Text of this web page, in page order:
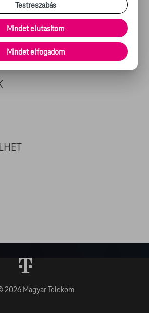
/ Roger Kisby - Getty
2026 Magyar Telekom
Testreszabás
Mindet elutasítom
Mindet elfogadom